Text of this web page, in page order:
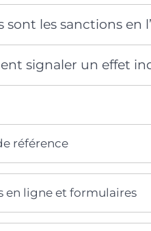
sont les sanctions en
signaler un effet
référence
en ligne et formulaires